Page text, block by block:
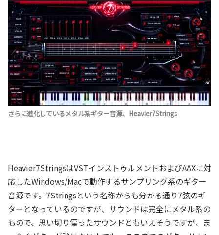
さらに進化しているメタル系ギター音源、Heavier7Strings
Heavier7StringsはVSTインストゥルメントおよびAAXに対
応したWindows/Macで動作するサンプリング系のギター
音源です。7Stringsという名称からも分かる通り7弦のギ
ターとなっているのですが、サウンドは完全にメタル系の
もので、思い切り偏ったサウンドともいえそうですが、ま